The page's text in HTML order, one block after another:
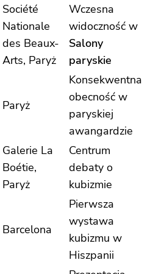
Société
Nationale
des Beaux-
Arts, Paryż
Wczesna
widoczność w
Salony
paryskie
Paryż
Konsekwentna
obecność w
paryskiej
awangardzie
Galerie La
Boétie,
Paryż
Centrum
debaty o
kubizmie
Barcelona
Pierwsza
wystawa
kubizmu w
Hiszpanii